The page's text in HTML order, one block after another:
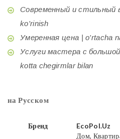
Современный и стильный
ko'rinish
Умеренная цена | o'rtacha
Услуги мастера с
kotta chegirmlar bilan
на Русском
Бренд EcoPol.Uz
Дом,